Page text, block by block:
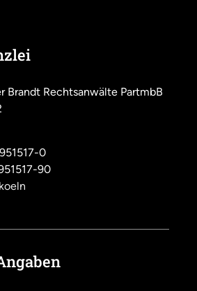
Brandt Rechtsanwälte PartmbB
0
90